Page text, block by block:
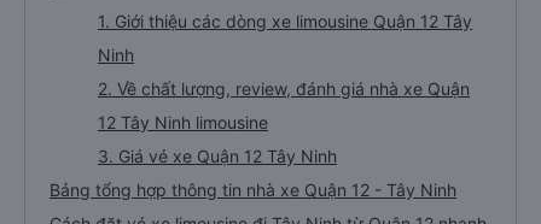
1. Giới thiệu các dòng xe limousine Quận 12 Tây
Ninh
2. Về chất lượng, review, đánh giá nhà xe Quận
12 Tây Ninh limousine
3. Giá vé xe Quận 12 Tây Ninh
Bảng tổng hợp thông tin nhà xe Quận 12 - Tây Ninh